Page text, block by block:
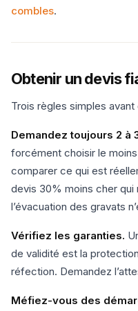
combles.
Obtenir un devis
Trois règles simples
Demandez toujours 2 à
forcément choisir le
comparer ce qui est
devis 30% moins cher qui
l’évacuation des gravats
Vérifiez les garanties.
de validité est la
réfection. Demandez
Méfiez-vous des